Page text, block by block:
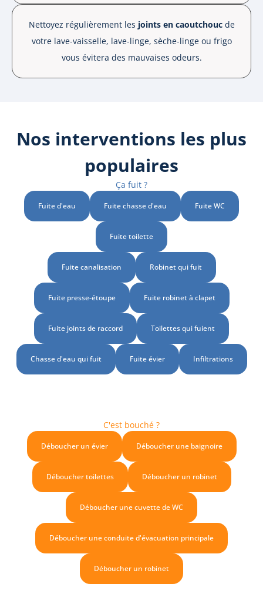
Nettoyez régulièrement les joints en caoutchoucde
votre lave-vaisselle, lave-linge, sèche-linge ou frigo
vous évitera des mauvaises odeurs.
Nos interventions les plus
populaires
Ça fuit ?
Fuite d'eau Fuite chasse d'eau Fuite WC
Fuite toilette
Fuite canalisation Robinet qui fuit
Fuite presse-étoupe Fuite robinet à clapet
Fuite joints de raccord Toilettes qui fuient
Chasse d'eau qui fuit Fuite évier Infiltrations
C'est bouché ?
Déboucher un évier Déboucher une baignoire
Déboucher toilettes Déboucher un robinet
Déboucher une cuvette de WC
Déboucher une conduite d'évacuation principale
Déboucher un robinet